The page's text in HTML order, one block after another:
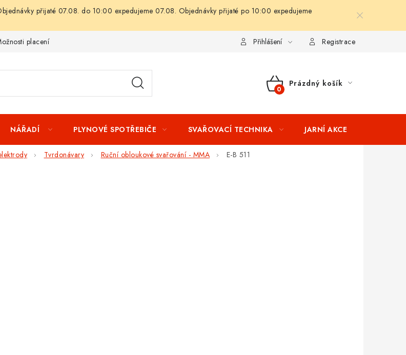
přijaté 07.08. do 10:00 expedujeme 07.08. Objednávky přijaté po 10:00 expedujeme
placení Splátkový prodej Tabulka velikostí oblečení
Přihlášení Registrace
NÁKUPNÍ
Prázdný košík
NÁŘADÍ PLYNOVÉ SPOTŘEBIČE SVAŘOVACÍ TECHNIKA JARNÍ AKCE
Tvrdonávary Ruční obloukové svařování - MMA E-B 511